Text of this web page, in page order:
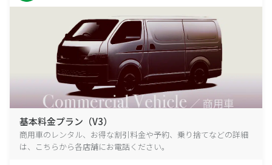
基本料金プラン（V3）
商用車のレンタル、お得な割引料金や予約、乗り捨てなどの詳細
は、こちらから各店舗にお電話ください。